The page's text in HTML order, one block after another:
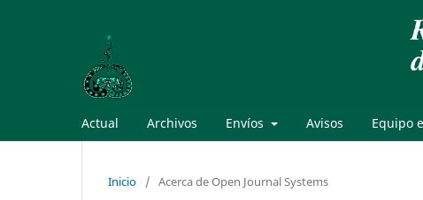
Actual Archivos Envíos Avisos Equipo
Inicio / Acerca de Open Journal Systems